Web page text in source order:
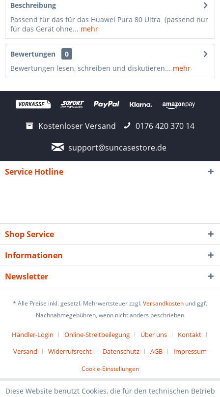
Beschreibung
Passend für das für das Huawei Pura 80 Ultra (passend nur
für das Gerät ohne... mehr
Bewertungen
0
Bewertungen lesen, schreiben und diskutieren... mehr
Kostenloser Versand
0176 420 370 14
support@suncasestore.de
Service Hotline
Shop Service
Informationen
Newsletter
* Alle Preise inkl. gesetzl. Mehrwertsteuer zzgl.Versandkosten und ggf.
Nachnahmegebühren, wenn nicht anders beschrieben
Händler-Login Online-Streitbeilegung Über uns
Kontakt
Versand
Widerrufsrecht Datenschutz AGB Impressum
Cookie-Einstellungen
Diese Website benutzt Cookies, die für den technischen Betrieb